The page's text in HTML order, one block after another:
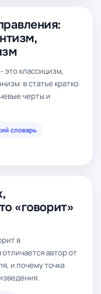
это классицизм,
в статье кратко
черты и
словарь
«говорит»
в
автор от
и почему точка